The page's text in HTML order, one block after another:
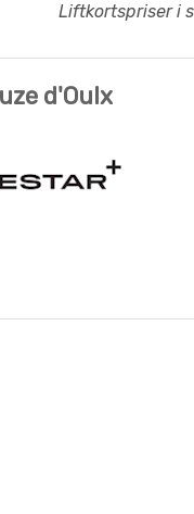
Liftkortspriser i
d'Oulx